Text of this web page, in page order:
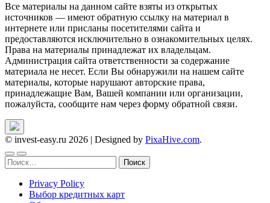
Все материалы на данном сайте взяты из открытых
источников — имеют обратную ссылку на материал в
интернете или присланы посетителями сайта и
предоставляются исключительно в ознакомительных целях.
Права на материалы принадлежат их владельцам.
Администрация сайта ответственности за содержание
материала не несет. Если Вы обнаружили на нашем сайте
материалы, которые нарушают авторские права,
принадлежащие Вам, Вашей компании или организации,
пожалуйста, сообщите нам через форму обратной связи.
© invest-easy.ru 2026 | Designed by PixaHive.com.
Найти:
Privacy Policy
Выбор кредитных карт